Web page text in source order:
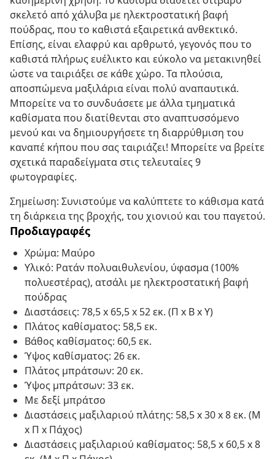
σκελετό από χάλυβα με ηλεκτροστατική βαφή
πούδρας, που το καθιστά εξαιρετικά ανθεκτικό.
Επίσης, είναι ελαφρύ και αρθρωτό, γεγονός που το
καθιστά πλήρως ευέλικτο και εύκολο να μετακινηθεί
ώστε να ταιριάξει σε κάθε χώρο. Τα πλούσια,
αποσπώμενα μαξιλάρια είναι πολύ αναπαυτικά.
Μπορείτε να το συνδυάσετε με άλλα τμηματικά
καθίσματα που διατίθενται στο αναπτυσσόμενο
μενού και να δημιουργήσετε τη διαρρύθμιση του
καναπέ κήπου που σας ταιριάζει! Μπορείτε να βρείτε
σχετικά παραδείγματα στις τελευταίες 9
φωτογραφίες.
Σημείωση: Συνιστούμε να καλύπτετε το κάθισμα κατά
τη διάρκεια της βροχής, του χιονιού και του παγετού.
Προδιαγραφές
Χρώμα: Μαύρο
Υλικό: Ρατάν πολυαιθυλενίου, ύφασμα (100%
πολυεστέρας), ατσάλι με ηλεκτροστατική βαφή
πούδρας
Διαστάσεις: 78,5 x 65,5 x 52 εκ. (Π x Β x Υ)
Πλάτος καθίσματος: 58,5 εκ.
Βάθος καθίσματος: 60,5 εκ.
Ύψος καθίσματος: 26 εκ.
Πλάτος μπράτσων: 20 εκ.
Ύψος μπράτσων: 33 εκ.
Με δεξί μπράτσο
Διαστάσεις μαξιλαριού πλάτης: 58,5 x 30 x 8 εκ. (Μ
x Π x Πάχος)
Διαστάσεις μαξιλαριού καθίσματος: 58,5 x 60,5 x 8